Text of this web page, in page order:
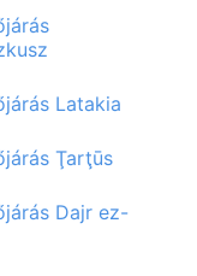
Latakia
Ţarţūs
Dajr ez-